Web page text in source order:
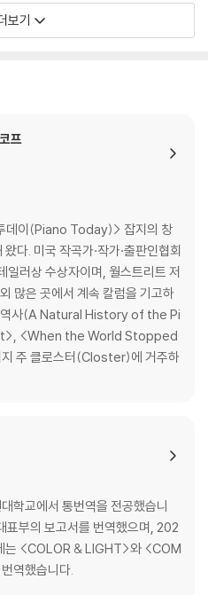
Jaszz Goes to Paris
Noise
Ahead
of Sex
Mozart Among the Lotus Blosso
보기
프
데이(Piano Today)> 잡지의 창
다. 미국 작곡가·작가·출판인협회
러상 수상자이며, 월스트리트 저
은 곳에서 계속 칼럼을 기고하
역사(A Natural History of the Pi
<When the World Stopped
주 클로스터(Closter)에 거주하
학교에서 통번역을 전공했습니
표부의 보고서를 번역했으며, 202
<COLOR & LIGHT>와 <COM
역했습니다.